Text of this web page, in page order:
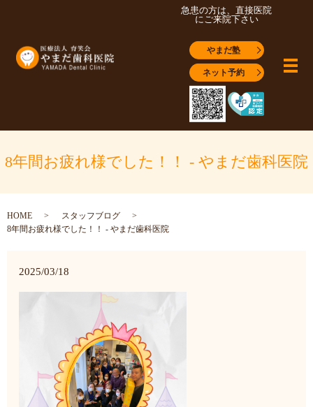
急患の方は、直接医院
にご来院下さい
やまだ塾
ネット予約 メ
8年間お疲れ様でした！！ - やまだ歯科医院
HOME
スタッフブログ
8年間お疲れ様でした！！ - やまだ歯科医院
2025/03/18